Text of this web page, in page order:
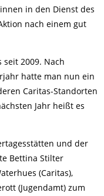
in den Dienst des
nach einem gut
2009. Nach
hatte man nun ein
Caritas-Standorten
Jahr heißt es
und der
Bettina Stilter
(Caritas),
(Jugendamt) zum